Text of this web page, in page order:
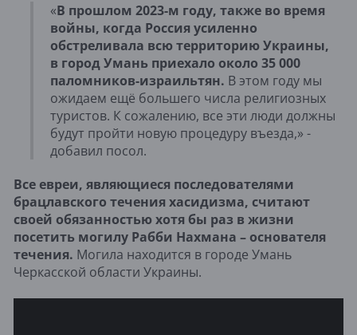
«В прошлом 2023-м году, также во время
войны, когда Россия усиленно
обстреливала всю территорию Украины,
в город Умань приехало около 35 000
паломников-израильтян. В этом году мы
ожидаем ещё большего числа религиозных
туристов. К сожалению, все эти люди должны
будут пройти новую процедуру въезда,» -
добавил посол.
Все евреи, являющиеся последователями
брацлавского течения хасидизма, считают
своей обязанностью хотя бы раз в жизни
посетить могилу Рабби Нахмана – основателя
течения. Могила находится в городе Умань
Черкасской области Украины.